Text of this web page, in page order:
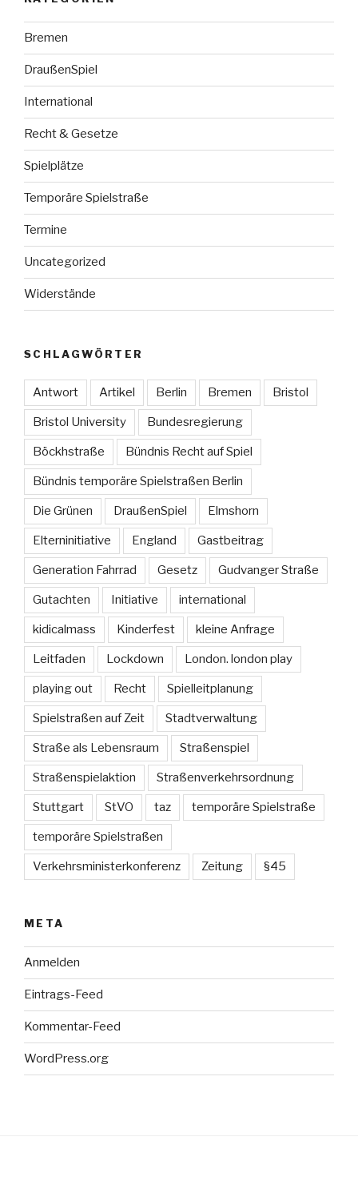
Bremen
DraußenSpiel
International
Recht & Gesetze
Spielplätze
Temporäre Spielstraße
Termine
Uncategorized
Widerstände
SCHLAGWÖRTER
Antwort Artikel Berlin Bremen Bristol
Bristol University Bundesregierung
Böckhstraße Bündnis Recht auf Spiel
Bündnis temporäre Spielstraßen Berlin
Die Grünen DraußenSpiel Elmshorn
Elterninitiative England Gastbeitrag
Generation Fahrrad Gesetz Gudvanger Straße
Gutachten Initiative international
kidicalmass Kinderfest kleine Anfrage
Leitfaden Lockdown London. london play
playing out Recht Spielleitplanung
Spielstraßen auf Zeit Stadtverwaltung
Straße als Lebensraum Straßenspiel
Straßenspielaktion Straßenverkehrsordnung
Stuttgart StVO taz temporäre Spielstraße
temporäre Spielstraßen
Verkehrsministerkonferenz Zeitung §45
META
Anmelden
Eintrags-Feed
Kommentar-Feed
WordPress.org